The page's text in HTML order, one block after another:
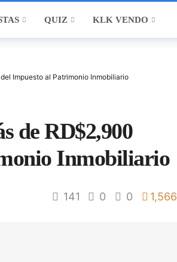
QUIZ KLK VENDO
Impuesto al Patrimonio Inmobiliario
de RD$2,900
Inmobiliario
141 0 0 1,566